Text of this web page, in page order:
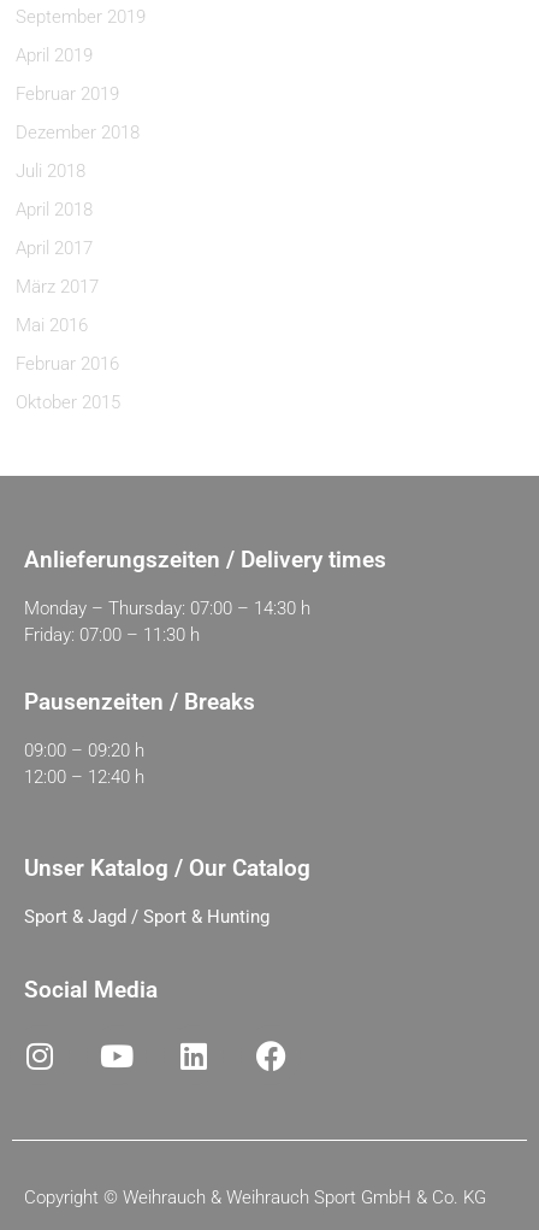
September 2019
April 2019
Februar 2019
Dezember 2018
Juli 2018
April 2018
April 2017
März 2017
Mai 2016
Februar 2016
Oktober 2015
Anlieferungszeiten / Delivery times
Monday – Thursday: 07:00 – 14:30 h
Friday: 07:00 – 11:30 h
Pausenzeiten / Breaks
09:00 – 09:20 h
12:00 – 12:40 h
Unser Katalog / Our Catalog
Sport & Jagd / Sport & Hunting
Social Media
Copyright © Weihrauch & Weihrauch Sport GmbH & Co. KG